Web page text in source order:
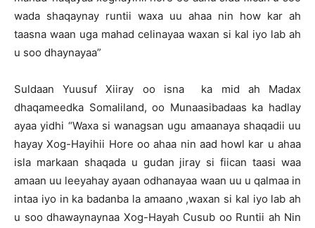
wada shaqaynay runtii waxa uu ahaa nin how kar ah
taasna waan uga mahad celinayaa waxan si kal iyo lab ah
u soo dhaynayaa”
Suldaan Yuusuf Xiiray oo isna ka mid ah Madax
dhaqameedka Somaliland, oo Munaasibadaas ka hadlay
ayaa yidhi “Waxa si wanagsan ugu amaanaya shaqadii uu
hayay Xog-Hayihii Hore oo ahaa nin aad howl kar u ahaa
isla markaan shaqada u gudan jiray si fiican taasi waa
amaan uu leeyahay ayaan odhanayaa waan uu u qalmaa in
intaa iyo in ka badanba la amaano ,waxan si kal iyo lab ah
u soo dhawaynaynaa Xog-Hayah Cusub oo Runtii ah Nin